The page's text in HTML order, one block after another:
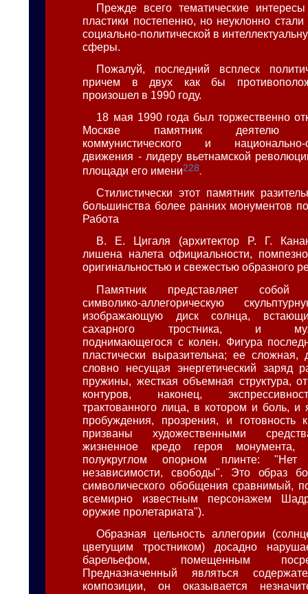
Прежде всего тематические
пластики постепенно, но неуклонно
социально-политической в
сферы.
Пожалуй, последний всплеск
причем в двух как бы
произошел в 1990 году.
18 мая 1990 года был торжественно
Москве памятник деятелю
коммунистического и национально-
движения - лидеру вьетнамской
площади его имени228.
Стилистически этот памятник
большинства более ранних монументов
Работа
В. Е. Цигаля (архитектор P. Г.
лишена налета официальности,
оригинальностью и свежестью образного
Памятник представляет собой
символико-аллегорическую
изображающую диск солнца,
сахарного тростника, и
поднимающегося с колен. Фигура
пластически выразительна; ее сложная,
словно несущая энергетический заряд
пружины, жесткая объемная структура,
контуров, наконец,
трактованного лица, в котором и боль, и
пробуждения, прозрения, и готовность
призваны художественными
жизненное кредо героя монумента,
полукруглом опорном плинте: "Нет
независимости, свободы". Это образ
символического обобщения сравнимый,
всемирно известным персонажем
оружие пролетариата").
Образная цельность аллегории
цветущим тростником) досадно
барельефом, помещенным
Предназначенный являться
композиции, он оказывается